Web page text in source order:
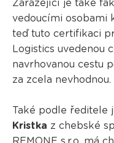
Zarážející je také
vedoucími osobami
teď tuto certifikaci
Logistics uvedenou
navrhovanou cestu
za zcela nevhodnou.
Také podle ředitele
Kristka z chebské